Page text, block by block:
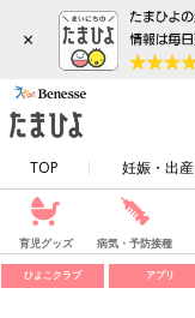
×
TOP 妊娠・出産
育児グッズ 病気・予防接種
ひよこクラブ アプリ